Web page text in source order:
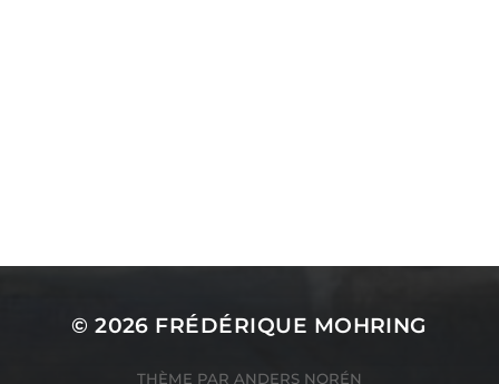
© 2026 FRÉDÉRIQUE MOHRING
THÈME PAR ANDERS NORÉN